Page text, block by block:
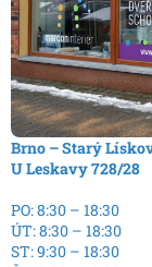
Brno – Starý
U Leskavy 728/28
PO: 8:30 – 18:30
ÚT: 8:30 – 18:30
ST: 9:30 – 18:30